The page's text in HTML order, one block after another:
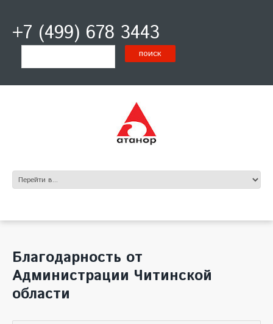
+7 (499) 678 3443
Благодарность от
Администрации Читинской
области